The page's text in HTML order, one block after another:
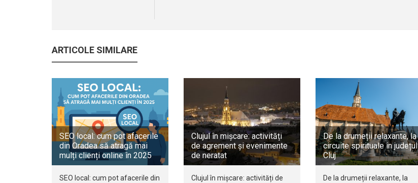
ARTICOLE SIMILARE
SEO local: cum pot afacerile
din Oradea să atragă mai
mulți clienți online în 2025
SEO local: cum pot afacerile din
Clujul în mișcare: activități
de agrement și evenimente
de neratat
Clujul în mișcare: activități de
De la drumeții relaxante, la
circuite spirituale în județul
Cluj
De la drumeții relaxante, la